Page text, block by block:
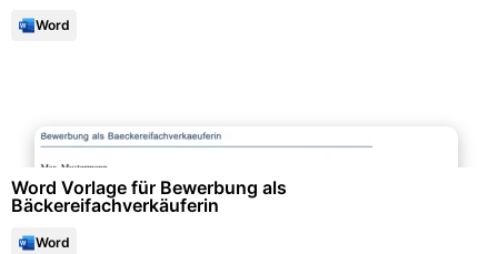
Word
Word Vorlage für Bewerbung als
Bäckereifachverkäuferin
Word